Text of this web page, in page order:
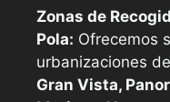
Zonas de
Pola: Ofrecemos
urbanizaciones
Gran Vista,